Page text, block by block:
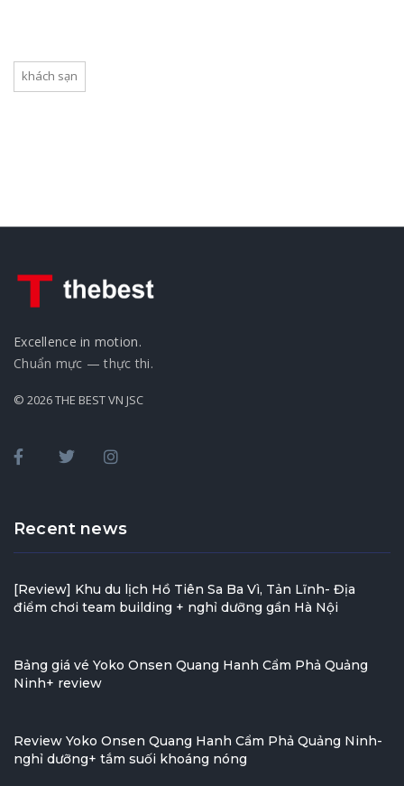
khách sạn
Excellence in motion.
Chuẩn mực — thực thi.
© 2026 THE BEST VN JSC
Recent news
[Review] Khu du lịch Hồ Tiên Sa Ba Vì, Tản Lĩnh- Địa
điểm chơi team building + nghỉ dưỡng gần Hà Nội
Bảng giá vé Yoko Onsen Quang Hanh Cẩm Phả Quảng
Ninh+ review
Review Yoko Onsen Quang Hanh Cẩm Phả Quảng Ninh-
nghỉ dưỡng+ tắm suối khoáng nóng